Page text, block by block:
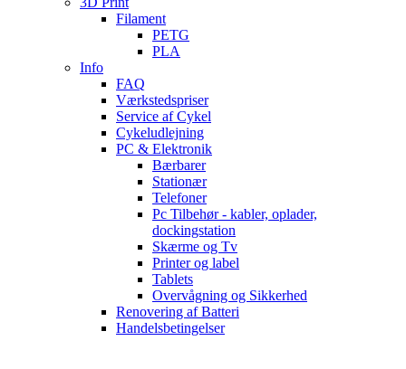
Filament
PETG
PLA
Info
FAQ
Værkstedspriser
Service af Cykel
Cykeludlejning
PC & Elektronik
Bærbarer
Stationær
Telefoner
Pc Tilbehør - kabler, oplader,
dockingstation
Skærme og Tv
Printer og label
Tablets
Overvågning og Sikkerhed
Renovering af Batteri
Handelsbetingelser